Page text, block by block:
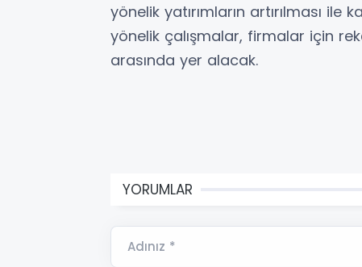
yönelik yatırımların artırılması
yönelik çalışmalar, firmalar için
arasında yer alacak.
YORUMLAR
Adınız *